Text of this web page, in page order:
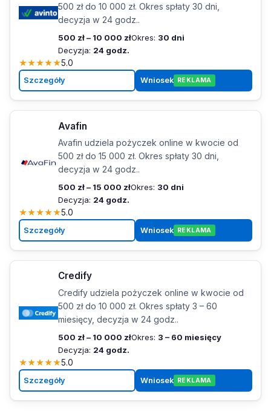
500 zł do 10 000 zł. Okres spłaty 30 dni,
decyzja w 24 godz..
500 zł – 10 000 złOkres: 30 dni
Decyzja: 24 godz.
★★★★★5.0
Szczegóły Wniosek REKLAMA
Avafin
Avafin udziela pożyczek online w kwocie od
500 zł do 15 000 zł. Okres spłaty 30 dni,
decyzja w 24 godz..
500 zł – 15 000 złOkres: 30 dni
Decyzja: 24 godz.
★★★★★5.0
Szczegóły Wniosek REKLAMA
Credify
Credify udziela pożyczek online w kwocie od
500 zł do 10 000 zł. Okres spłaty 3 – 60
miesięcy, decyzja w 24 godz..
500 zł – 10 000 złOkres: 3 – 60 miesięcy
Decyzja: 24 godz.
★★★★★5.0
Szczegóły Wniosek REKLAMA